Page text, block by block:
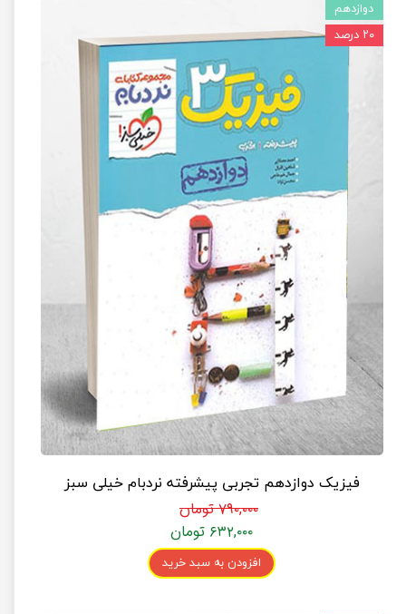
فیزیک دوازدهم تجربی پیشرفته نردبام خیلی سبز
۷۹۰,۰۰۰ تومان
۶۳۲,۰۰۰ تومان
افزودن به سبد خرید
دوازدهم
۲۰ درصد